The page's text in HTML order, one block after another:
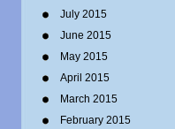
July 2015
June 2015
May 2015
April 2015
March 2015
February 2015